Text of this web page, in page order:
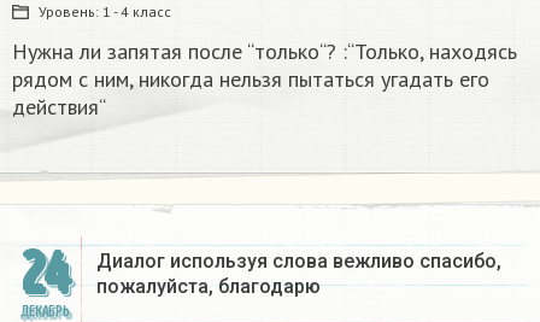
Уровень: 1 - 4 класс
Нужна ли запятая после “только“? :“Только, находясь
рядом с ним, никогда нельзя пытаться угадать его
действия“
24
ДЕКАБРЬ
Диалог используя слова вежливо спасибо,
пожалуйста, благодарю